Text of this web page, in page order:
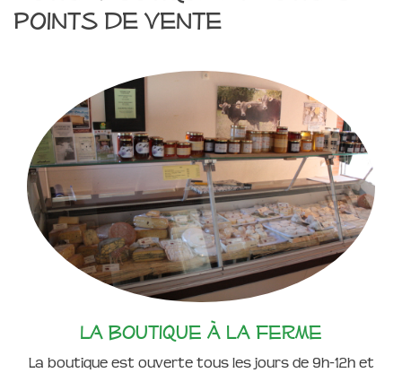
points de vente
La boutique à la ferme
La boutique est ouverte tous les jours de 9h-12h et